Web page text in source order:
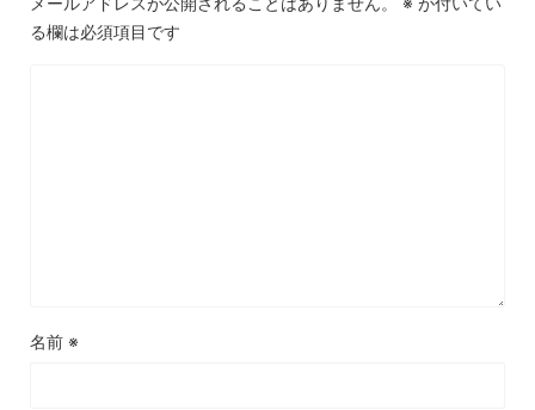
る欄は必須項目です
名前 ※